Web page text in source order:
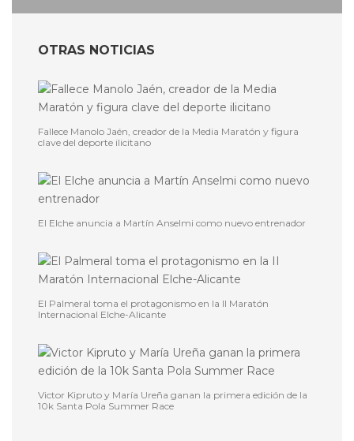
OTRAS NOTICIAS
Fallece Manolo Jaén, creador de la Media Maratón y figura
clave del deporte ilicitano
El Elche anuncia a Martín Anselmi como nuevo entrenador
El Palmeral toma el protagonismo en la II Maratón
Internacional Elche-Alicante
Victor Kipruto y María Ureña ganan la primera edición de la
10k Santa Pola Summer Race